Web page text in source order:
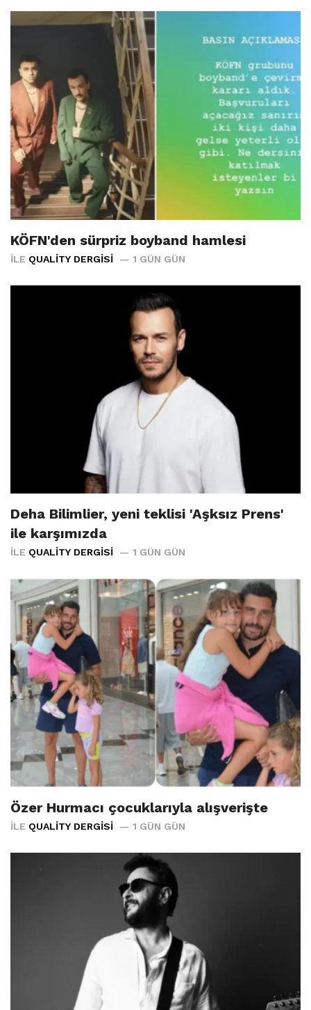
KÖFN'den sürpriz boyband hamlesi
İLE QUALITY DERGISI 1 GÜN GÜN
Deha Bilimlier, yeni teklisi 'Aşksız Prens'
ile karşımızda
İLE QUALITY DERGISI 1 GÜN GÜN
Özer Hurmacı çocuklarıyla alışverişte
İLE QUALITY DERGISI 1 GÜN GÜN